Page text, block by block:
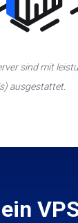
sind mit
ausgestattet.